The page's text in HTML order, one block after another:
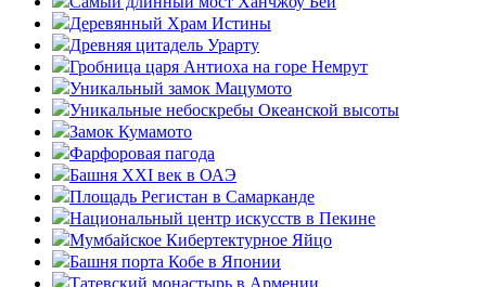
Деревянный Храм Истины
Древняя цитадель Урарту
Гробница царя Антиоха на горе Немрут
Уникальный замок Мацумото
Уникальные небоскребы Океанской высоты
Замок Кумамото
Фарфоровая пагода
Башня XXI век в ОАЭ
Площадь Регистан в Самарканде
Национальный центр искусств в Пекине
Мумбайское Кибертектурное Яйцо
Башня порта Кобе в Японии
Татевский монастырь в Армении